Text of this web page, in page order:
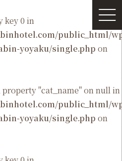
key 0 in
public_html/
yoyaku/single.php on
"cat_name" on null in
public_html/
yoyaku/single.php on